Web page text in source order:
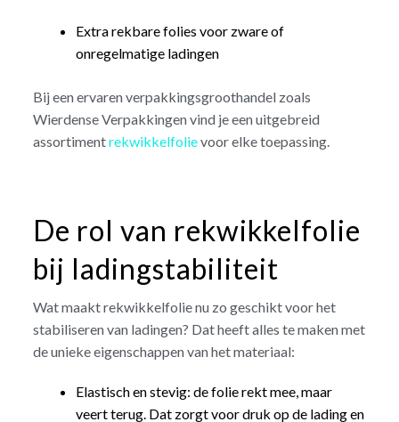
Extra rekbare folies voor zware of
onregelmatige ladingen
Bij een ervaren verpakkingsgroothandel zoals
Wierdense Verpakkingen vind je een uitgebreid
assortimentrekwikkelfolievoor elke toepassing.
De rol van rekwikkelfolie
bij ladingstabiliteit
Wat maakt rekwikkelfolie nu zo geschikt voor het
stabiliseren van ladingen? Dat heeft alles te maken met
de unieke eigenschappen van het materiaal:
Elastisch en stevig: de folie rekt mee, maar
veert terug. Dat zorgt voor druk op de lading en